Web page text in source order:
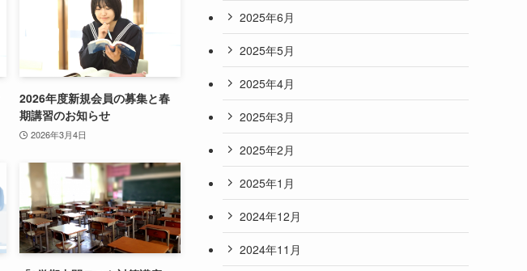
2026年度新規会員の募集と春
期講習のお知らせ
2026年3月4日
2025年6月
2025年5月
2025年4月
2025年3月
2025年2月
2025年1月
2024年12月
2024年11月